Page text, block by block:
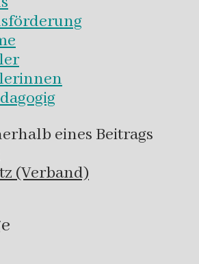
eines Beitrags
(Verband)